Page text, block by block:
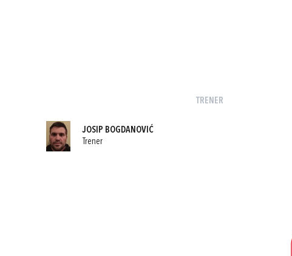
TRENER
JOSIP BOGDANOVIĆ
Trener